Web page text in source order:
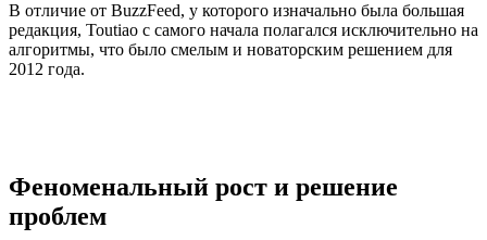
В отличие от BuzzFeed, у которого изначально была большая
редакция, Toutiao с самого начала полагался исключительно на
алгоритмы, что было смелым и новаторским решением для
2012 года.
Феноменальный рост и решение
проблем